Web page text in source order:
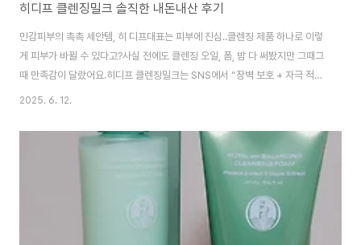
히디프 클렌징밀크 솔직한 내돈내산 후기
민감피부의 촉촉 세안템, 히 디프대표는 피부에 진심..클렌징 제품 하나로 이렇
게 피부가 바뀔 수 있다고?사실 전에도 클렌징 오일, 폼, 밤 다 써봤지만 그때그
때 만족감이 달랐어요.히디프 클렌징밀크는 SNS에서 “장벽 보호 + 자극 적
음”이라는 후기 보고 한 번 써봤고, 지금은 벌써 세 통째 사용 중이에요.^^~히
부드러운 로션 타입 밀크 제형사용 부위: 얼굴 전체 (특히 민감성, 건성에게 추
천)주요 특징:✔️ 약산성 (pH 5.5)✔️ 장벽 강화 + 보습 + 딥클렌징✔️ EWG 그
린 등급 성분 사용✔️ 마스카라·선크림도 잔여감 없이 클렌징 가능성분 분석 히
디프는 장벽케어 전문 브랜드답게 민감피부 맞춤 성분들이 돋보여요.주요 성..
2025. 6. 12.